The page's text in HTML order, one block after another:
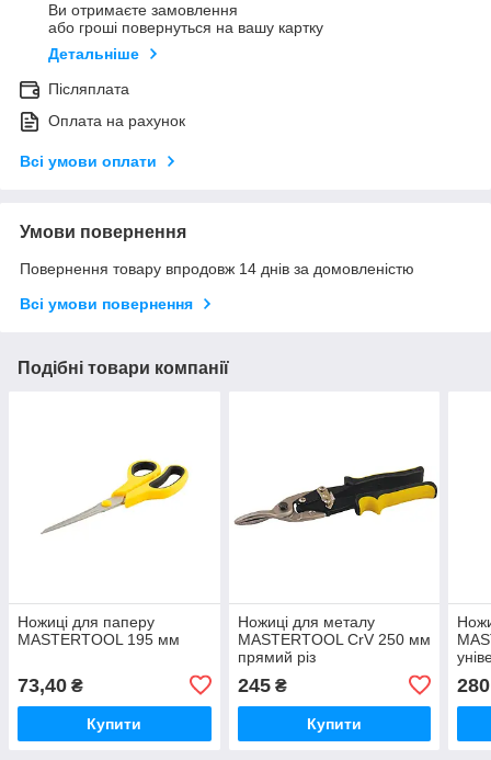
Ви отримаєте замовлення
або гроші повернуться на вашу картку
Детальніше
Післяплата
Оплата на рахунок
Всі умови оплати
Умови повернення
Повернення товару впродовж 14 днів за домовленістю
Всі умови повернення
Подібні товари компанії
Ножиці для паперу
MASTERTOOL 195 мм
73,40 ₴
Купити
Ножиці для металу
MASTERTOOL CrV 250 мм
прямий різ
245₴
Купити
280